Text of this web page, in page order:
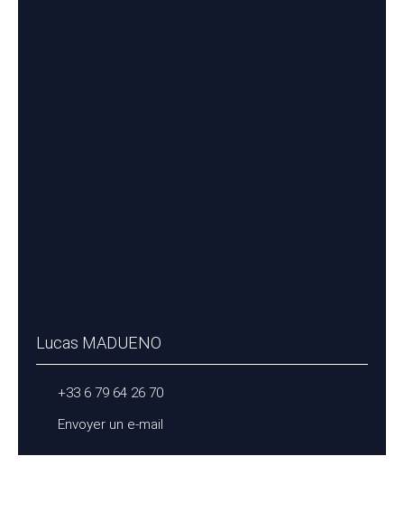
Lucas MADUENO
+33 6 79 64 26 70
Envoyer un e-mail